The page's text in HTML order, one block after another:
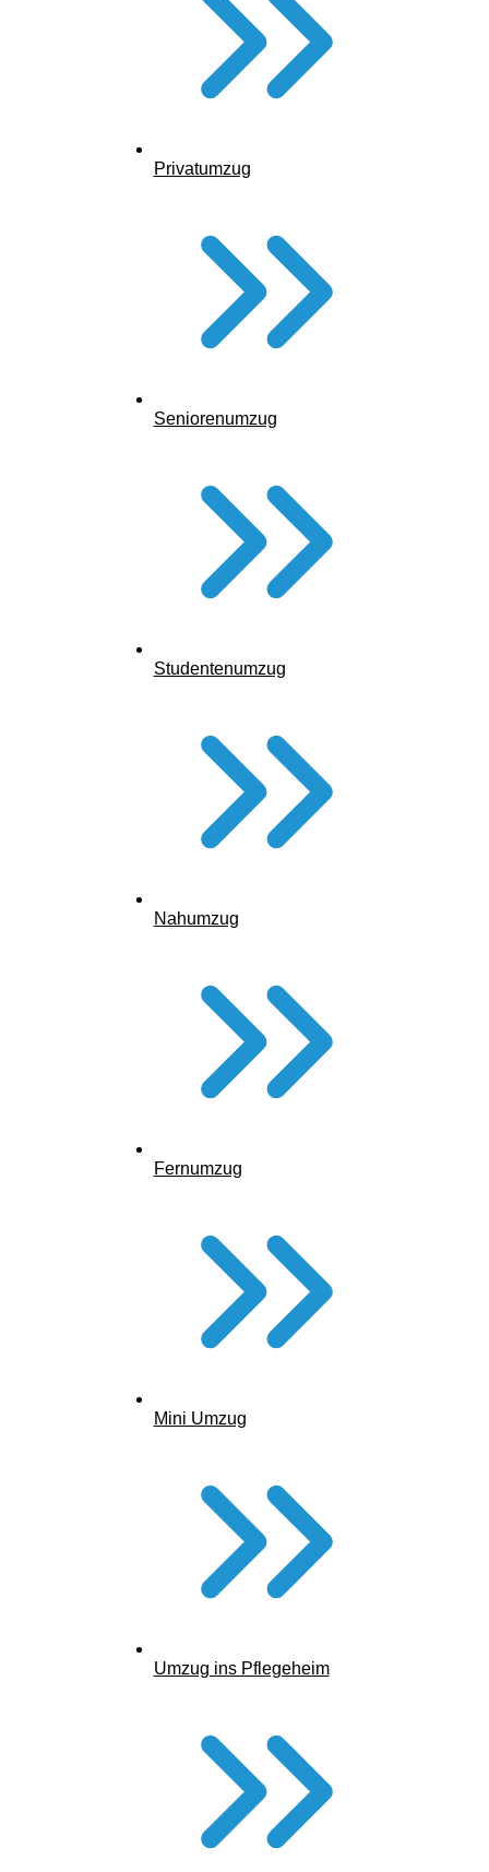
Privatumzug
Seniorenumzug
Studentenumzug
Nahumzug
Fernumzug
Mini Umzug
Umzug ins Pflegeheim